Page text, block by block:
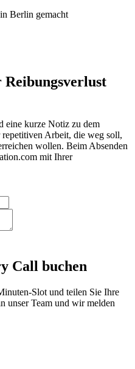
Berlin gemacht
Reibungsverlust
eine kurze Notiz zu dem
Arbeit, die weg soll,
wollen. Beim Absenden
mit Ihrer
Call buchen
Slot und teilen Sie Ihre
unser Team und wir melden